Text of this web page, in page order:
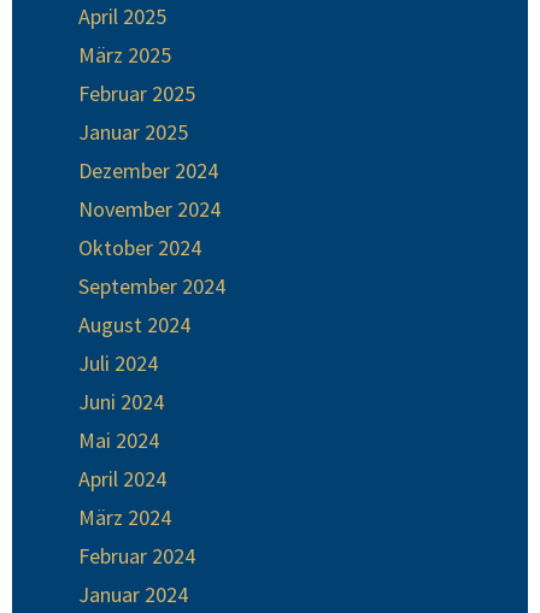
April 2025
März 2025
Februar 2025
Januar 2025
Dezember 2024
November 2024
Oktober 2024
September 2024
August 2024
Juli 2024
Juni 2024
Mai 2024
April 2024
März 2024
Februar 2024
Januar 2024